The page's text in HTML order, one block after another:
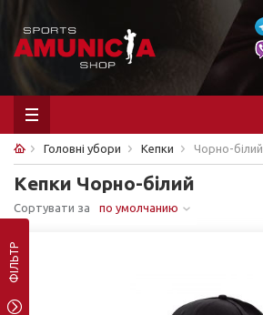
Головні убори Кепки Чорно-білий
Кепки Чорно-білий
Сортувати за по умолчанию
ФІЛЬТР